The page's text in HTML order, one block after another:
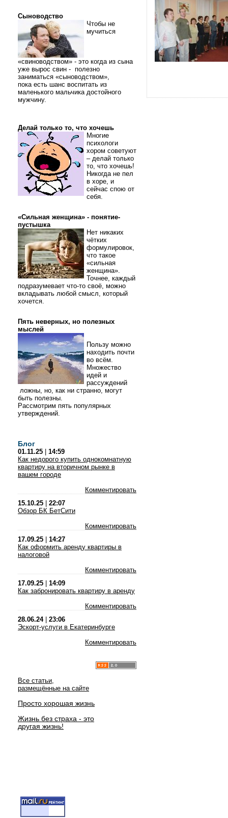
Сыноводство
Чтобы не
мучиться
«свиноводством» - это когда из сына
уже вырос свин - полезно
заниматься «сыноводством»,
пока есть шанс воспитать из
маленького мальчика достойного
мужчину.
Делай только то, что хочешь
Многие
психологи
хором советуют
– делай только
то, что хочешь!
Никогда не пел
в хоре, и
сейчас спою от
себя.
«Сильная женщина» - понятие-
пустышка
Нет никаких
чётких
формулировок,
что такое
«сильная
женщина».
Точнее, каждый
подразумевает что-то своё, можно
вкладывать любой смысл, который
хочется.
Пять неверных, но полезных
мыслей
Пользу можно
находить почти
во всём.
Множество
идей и
рассуждений
ложны, но, как ни странно, могут
быть полезны.
Рассмотрим пять популярных
утверждений.
Блог
01.11.25
14:59
Как недорого купить однокомнатную
квартиру на вторичном рынке в
вашем городе
Комментировать
15.10.25
22:07
Обзор БК БетСити
Комментировать
17.09.25
14:27
Как оформить аренду квартиры в
налоговой
Комментировать
17.09.25
14:09
Как забронировать квартиру в аренду
Комментировать
28.06.24| 23:06
Эскорт-услуги в Екатеринбурге
Комментировать
Все статьи,
размещённые на сайте
Просто хорошая жизнь
Жизнь без страха - это
другая жизнь!